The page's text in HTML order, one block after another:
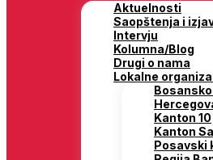
Aktuelnosti
Saopštenja i
Intervju
Kolumna/Blog
Drugi o nama
Lokalne
Kanton 10
Kanton
Posavski